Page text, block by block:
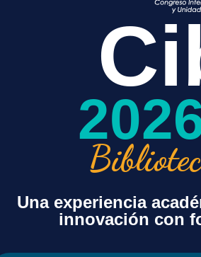
+
Una experiencia
innovación con